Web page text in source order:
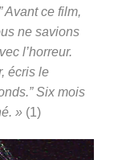
Avant ce film,
ne savions
l’horreur.
écris le
Six mois
» (1)